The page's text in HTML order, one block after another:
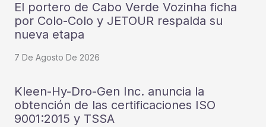
El portero de Cabo Verde Vozinha ficha
por Colo-Colo y JETOUR respalda su
nueva etapa
7 De Agosto De 2026
Kleen-Hy-Dro-Gen Inc. anuncia la
obtención de las certificaciones ISO
9001:2015 y TSSA